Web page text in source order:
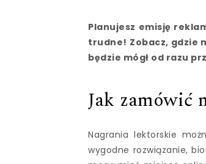
Planujesz emisję
trudne! Zobacz, gdzie
będzie mógł od razu
Jak zamówić
Nagrania lektorskie
wygodne rozwiązanie,